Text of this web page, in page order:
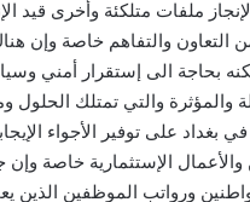
ملفات متلكئة وأخرى قيد
التعاون والتفاهم خاصة وإن
بحاجة الى إستقرار أمني
والمؤثرة والتي تمتلك الحلول
على توفير الأجواء
والأعمال الإستثمارية خاصة
ورواتب الموظفين